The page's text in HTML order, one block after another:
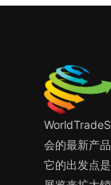
会的最新产品
它的出发点